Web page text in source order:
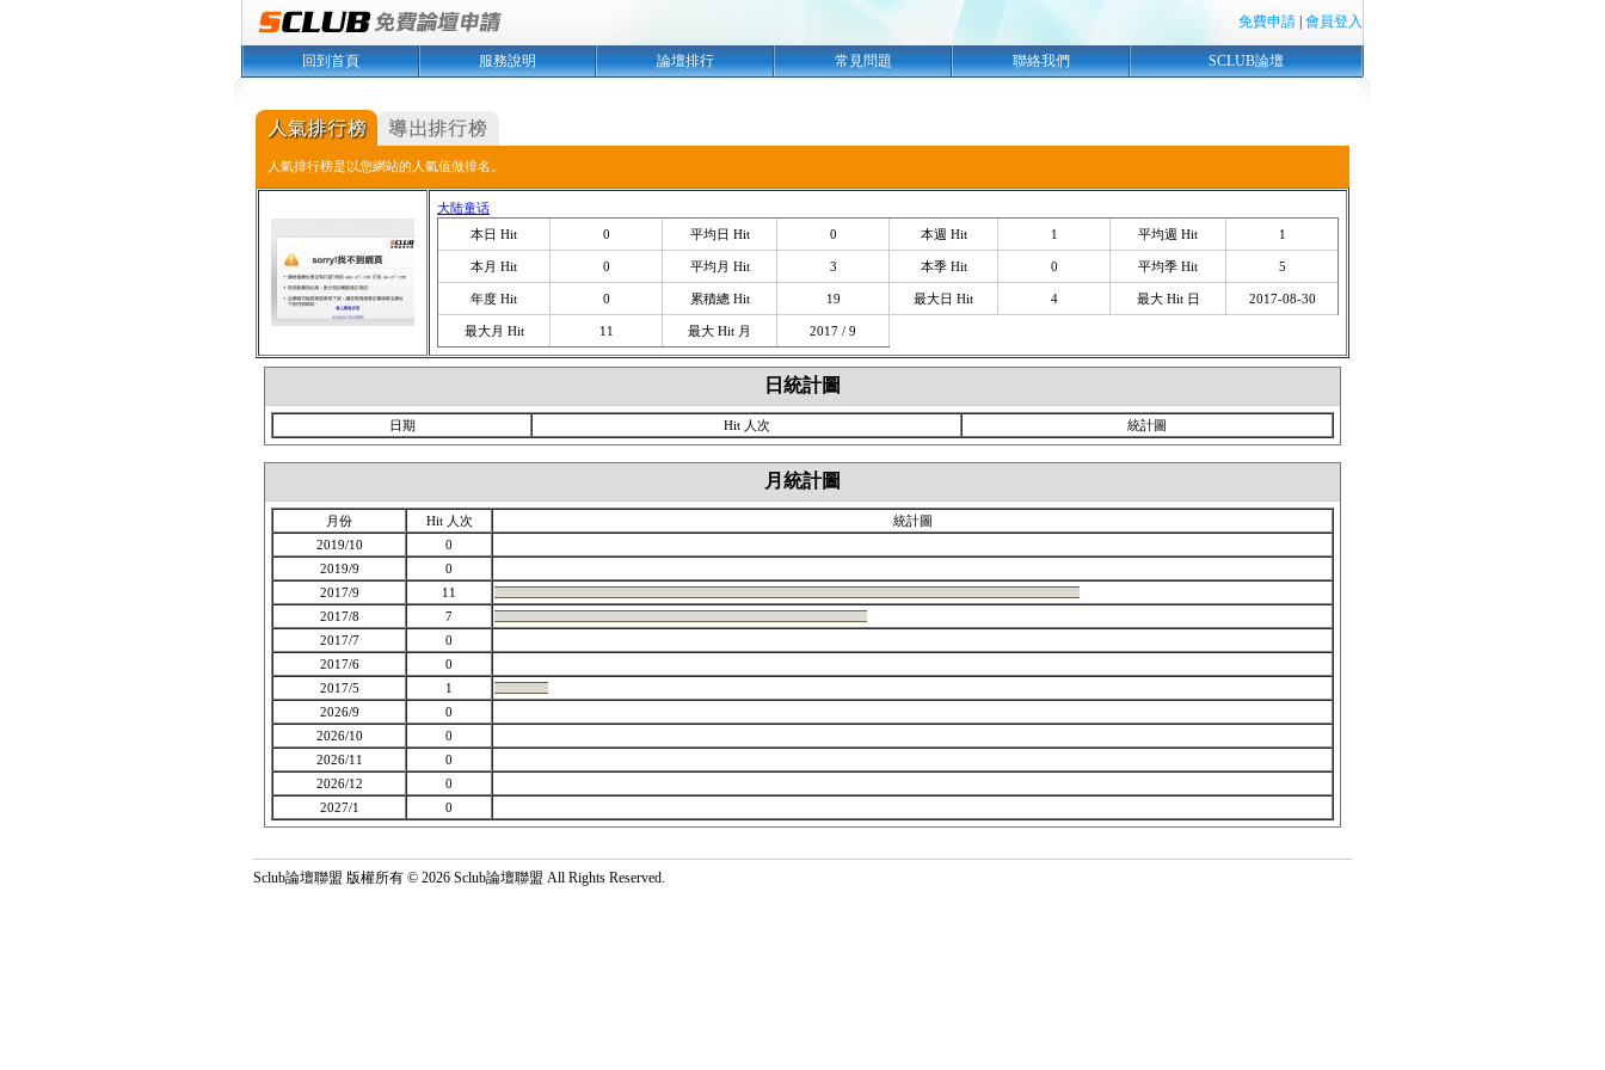
免費申請 會員登入
回到首頁 服務說明 論壇排行 常見問題 聯絡我們 SCLUB論壇
人氣排行榜是以您網站的人氣值做排名。
大陆童话
本日 Hit
0 平均日 Hit 0 本週 Hit 1 平均週 Hit 1
本月 Hit 0 平均月 Hit 3 本季 Hit 0 平均季 Hit 5
年度 Hit 0 累積總 Hit 19 最大日 Hit 4 最大 Hit 日 2017-08-30
最大月 Hit 11 最大 Hit 月 2017 / 9
日統計圖
日期 Hit 人次 統計圖
月統計圖
月份 Hit 人次
統計圖
2019/10
0
2019/9
0
2017/9
11
2017/8
7
2017/7
0
2017/6
0
2017/5
1
2026/9
0
2026/10
0
2026/11
0
2026/12
0
2027/1
0
Sclub論壇聯盟 版權所有 © 2026 Sclub論壇聯盟 All Rights Reserved.